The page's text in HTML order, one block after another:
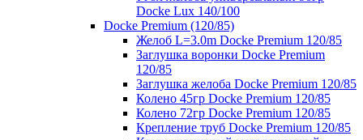
Docke Lux 140/100
Docke Premium (120/85)
Желоб L=3.0m Docke Premium 120/85
Заглушка воронки Docke Premium
120/85
Заглушка желоба Docke Premium 120/85
Колено 45гр Docke Premium 120/85
Колено 72гр Docke Premium 120/85
Крепление труб Docke Premium 120/85